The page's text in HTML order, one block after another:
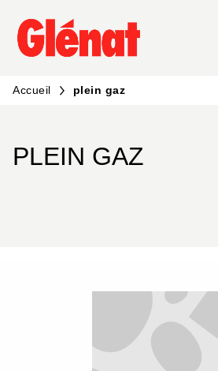
MENU RECHERCHE
PIED DE PAGE
Accueil plein gaz
PLEIN GAZ